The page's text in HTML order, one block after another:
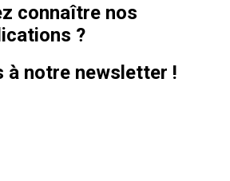
connaître nos
?
à notre newsletter !